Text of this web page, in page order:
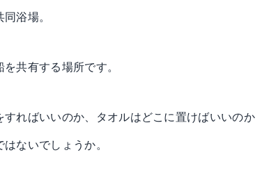
浴場。
共有する場所です。
ればいいのか、タオルはどこに置けばいいのか
ないでしょうか。